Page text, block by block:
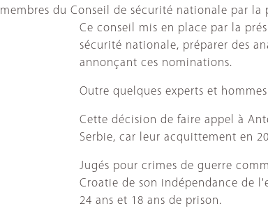
membres du Conseil de sécurité nationale par
Ce conseil mis en place par la
sécurité nationale, préparer des
annonçant ces nominations.
Outre quelques experts et
Cette décision de faire appel à
Serbie, car leur acquittement en
Jugés pour crimes de guerre
Croatie de son indépendance de
24 ans et 18 ans de prison.